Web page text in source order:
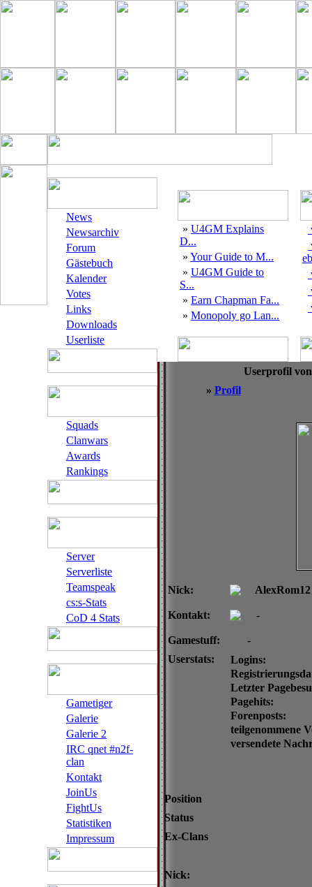
News
Newsarchiv
Forum
Gästebuch
Kalender
Votes
Links
Downloads
Userliste
Squads
Clanwars
Awards
Rankings
Server
Serverliste
Teamspeak
cs:s-Stats
CoD 4 Stats
Gametiger
Galerie
Galerie 2
IRC qnet #n2f-
clan
Kontakt
JoinUs
FightUs
Statistiken
Impressum
» U4GM Explains
D...
» Your Guide to M...
» U4GM Guide to
S...
» Earn Chapman Fa...
» Monopoly go Lan...
Userprofil
» Profil
Nick: AlexRom12
Kontakt: -
Gamestuff:
-
Userstats:
Logins:
Letzter
Pagehits:
Forenposts:
teilgenommene
versendete
Position
Status
Ex-Clans
Nick: